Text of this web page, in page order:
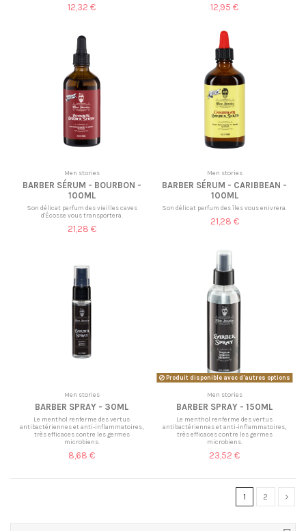
12,32 € 12,95 €
Men stories
BARBER SÉRUM - BOURBON -
100ML
Son délicat parfum des vieilles caves
d'Écosse vous transportera.
21,28 €
Men stories
BARBER SÉRUM - CARIBBEAN -
100ML
Son délicat parfum des îles vous enivrera.
21,28 €
Men stories
BARBER SPRAY - 30ML
Le menthol renferme des vertus
antibactériennes et anti-inflammatoires,
très efficaces contre les germes
microbiens.
8,68 €
Produit disponible avec d'autres options
Men stories
BARBER SPRAY - 150ML
Le menthol renferme des vertus
antibactériennes et anti-inflammatoires,
très efficaces contre les germes
microbiens.
23,52 €
1 2